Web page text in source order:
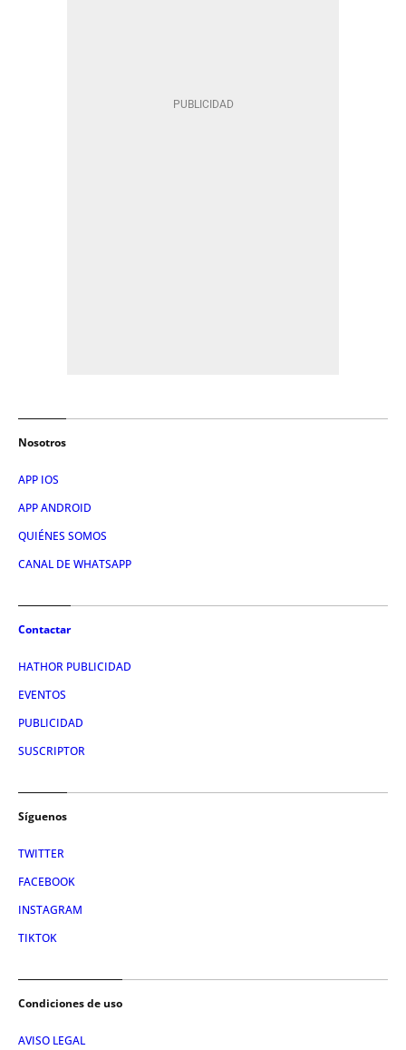
Nosotros
APP IOS
APP ANDROID
QUIÉNES SOMOS
CANAL DE WHATSAPP
Contactar
HATHOR PUBLICIDAD
EVENTOS
PUBLICIDAD
SUSCRIPTOR
Síguenos
TWITTER
FACEBOOK
INSTAGRAM
TIKTOK
Condiciones de uso
AVISO LEGAL